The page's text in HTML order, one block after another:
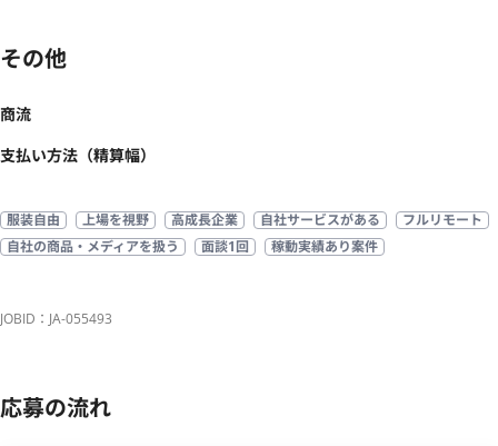
その他
商流
支払い方法（精算幅）
服装自由 上場を視野 高成長企業 自社サービスがある
フルリモート
自社の商品・メディアを扱う
面談1回 稼動実績あり案件
JOBID：JA-055493
応募の流れ